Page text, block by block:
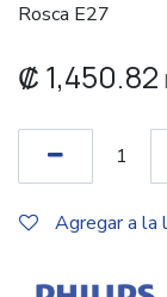
Rosca E27
₡ 1,450.82
Agregar a la